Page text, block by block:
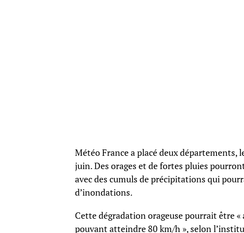
Météo France a placé deux départements,
juin. Des orages et de fortes pluies
avec des cumuls de précipitations qui
d’inondations.
Cette dégradation orageuse pourrait être «
pouvant atteindre 80 km/h », selon